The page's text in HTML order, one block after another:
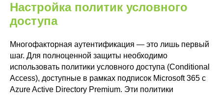
Настройка политик условного
доступа
Многофакторная аутентификация — это лишь первый
шаг. Для полноценной защиты необходимо
использовать политики условного доступа (Conditional
Access), доступные в рамках подписок Microsoft 365 с
Azure Active Directory Premium. Эти политики